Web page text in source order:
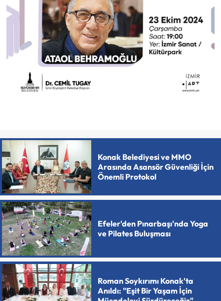
Konak Belediyesi ve MMO
Arasında Asansör Güvenliği İçin
Önemli Protokol
Efeler'den Pınarbaşı'nda Yoga
ve Pilates Buluşması
Roman Soykırımı Konak'ta
Anıldı: "Eşit Bir Yaşam İçin